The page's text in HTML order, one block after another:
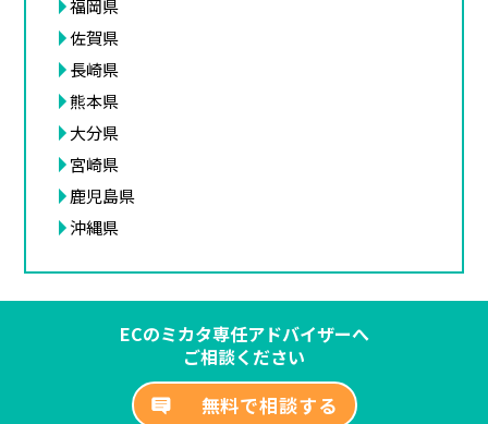
福岡県
佐賀県
長崎県
熊本県
大分県
宮崎県
鹿児島県
沖縄県
ECのミカタ専任アドバイザーへ
ご相談ください
無料で相談する